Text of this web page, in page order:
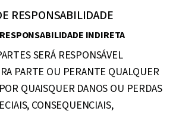
RESPONSABILIDADE
INDIRETA
SERÁ RESPONSÁVEL
PARTE OU PERANTE QUALQUER
QUAISQUER DANOS OU PERDAS
CONSEQUENCIAIS,